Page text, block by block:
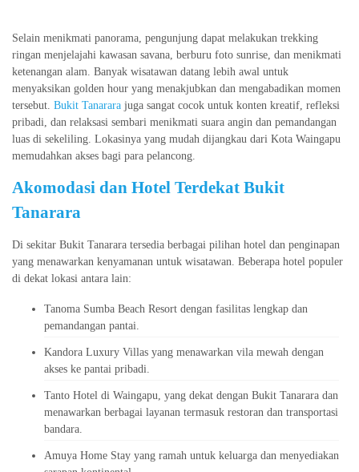
Selain menikmati panorama, pengunjung dapat melakukan trekking
ringan menjelajahi kawasan savana, berburu foto sunrise, dan menikmati
ketenangan alam. Banyak wisatawan datang lebih awal untuk
menyaksikan golden hour yang menakjubkan dan mengabadikan momen
tersebut. Bukit Tanarara juga sangat cocok untuk konten kreatif, refleksi
pribadi, dan relaksasi sembari menikmati suara angin dan pemandangan
luas di sekeliling. Lokasinya yang mudah dijangkau dari Kota Waingapu
memudahkan akses bagi para pelancong.
Akomodasi dan Hotel Terdekat Bukit
Tanarara
Di sekitar Bukit Tanarara tersedia berbagai pilihan hotel dan penginapan
yang menawarkan kenyamanan untuk wisatawan. Beberapa hotel populer
di dekat lokasi antara lain:
Tanoma Sumba Beach Resort dengan fasilitas lengkap dan
pemandangan pantai.
Kandora Luxury Villas yang menawarkan vila mewah dengan
akses ke pantai pribadi.
Tanto Hotel di Waingapu, yang dekat dengan Bukit Tanarara dan
menawarkan berbagai layanan termasuk restoran dan transportasi
bandara.
Amuya Home Stay yang ramah untuk keluarga dan menyediakan